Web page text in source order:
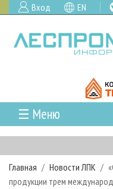
Вход EN
☰ Меню
ГЛАВНАЯ
РУБРИКИ И ТЕМЫ
РУБРИКИ ЖУРНАЛА
НОВОСТИ
Главная Новости ЛПК
продукции трем